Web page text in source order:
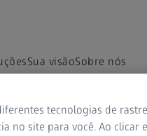
Sua visãoSobre nós
tecnologias de
no site para você. Ao clicar